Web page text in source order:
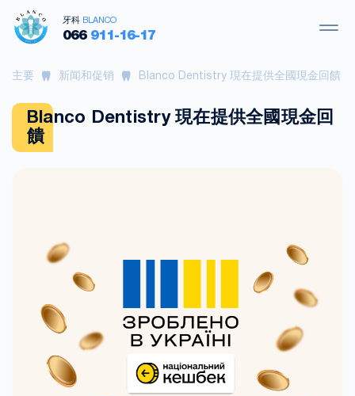
牙科 BLANCO
066911-16-17
主要 新闻和促销 Blanco Dentistry 現在提供全國現金回饋
Blanco Dentistry 現在提供全國現金回
饋